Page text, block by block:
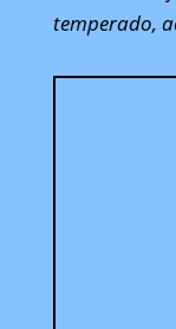
temperado,